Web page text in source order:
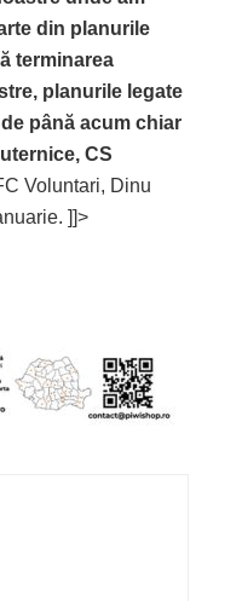
din planurile
terminarea
planurile legate
până acum chiar
CS
Voluntari, Dinu
]]>